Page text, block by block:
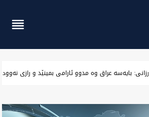
عراق.. گەرمای پەنجایی ناوڕاس و باشوور لە نیمەی